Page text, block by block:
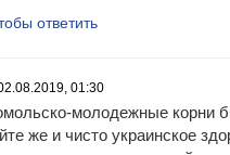
ответить
01:30
молодежные корни
же и чисто украинское